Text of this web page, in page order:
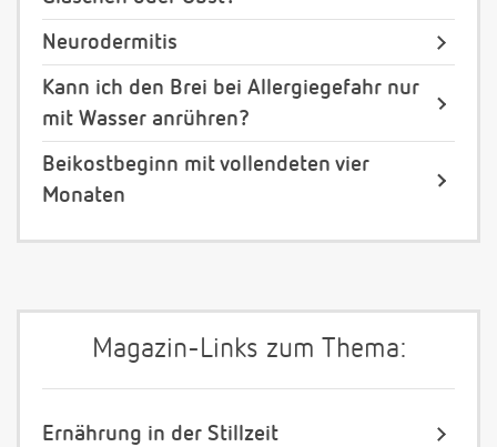
Neurodermitis
Kann ich den Brei bei Allergiegefahr nur
mit Wasser anrühren?
Beikostbeginn mit vollendeten vier
Monaten
Magazin-Links zum Thema:
Ernährung in der Stillzeit